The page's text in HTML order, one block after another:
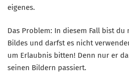
eigenes.
Das Problem: In diesem Fall bist
Bildes und darfst es nicht
um Erlaubnis bitten! Denn nur er
seinen Bildern passiert.